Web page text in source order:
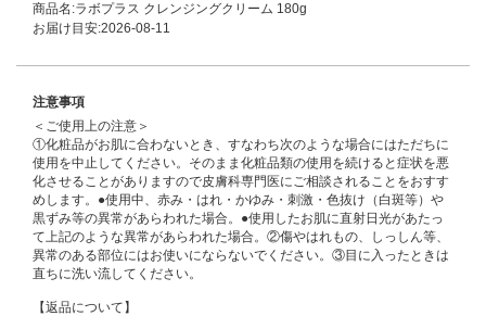
商品名:ラボプラス クレンジングクリーム 180g
お届け目安:2026-08-11
注意事項
＜ご使用上の注意＞
①化粧品がお肌に合わないとき、すなわち次のような場合にはただちに
使用を中止してください。そのまま化粧品類の使用を続けると症状を悪
化させることがありますので皮膚科専門医にご相談されることをおすす
めします。●使用中、赤み・はれ・かゆみ・刺激・色抜け（白斑等）や
黒ずみ等の異常があらわれた場合。●使用したお肌に直射日光があたっ
て上記のような異常があらわれた場合。②傷やはれもの、しっしん等、
異常のある部位にはお使いにならないでください。③目に入ったときは
直ちに洗い流してください。
【返品について】